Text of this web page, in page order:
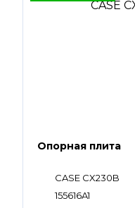
Опорная плита
CASE CX230B
155616A1